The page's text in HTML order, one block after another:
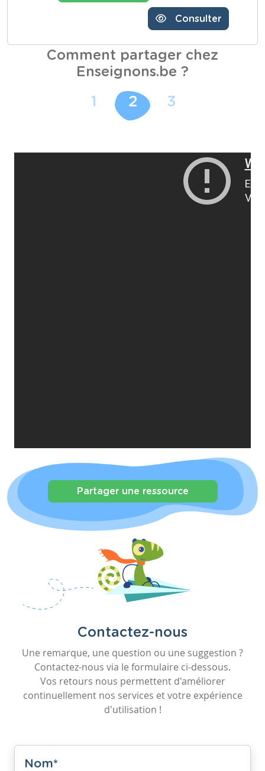
Consulter
Comment partager chez
Enseignons.be ?
1 2 3
Partager une ressource
Contactez-nous
Une remarque, une question ou une suggestion ?
Contactez-nous via le formulaire ci-dessous.
Vos retours nous permettent d'améliorer
continuellement nos services et votre expérience
d'utilisation !
Nom*